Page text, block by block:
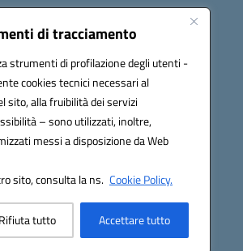
di tracciamento
strumenti di profilazione degli utenti -
cookies tecnici necessari al
sito, alla fruibilità dei servizi
– sono utilizzati, inoltre,
messi a disposizione da Web
sito, consulta la ns. Cookie Policy.
Rifiuta tutto Accettare tutto